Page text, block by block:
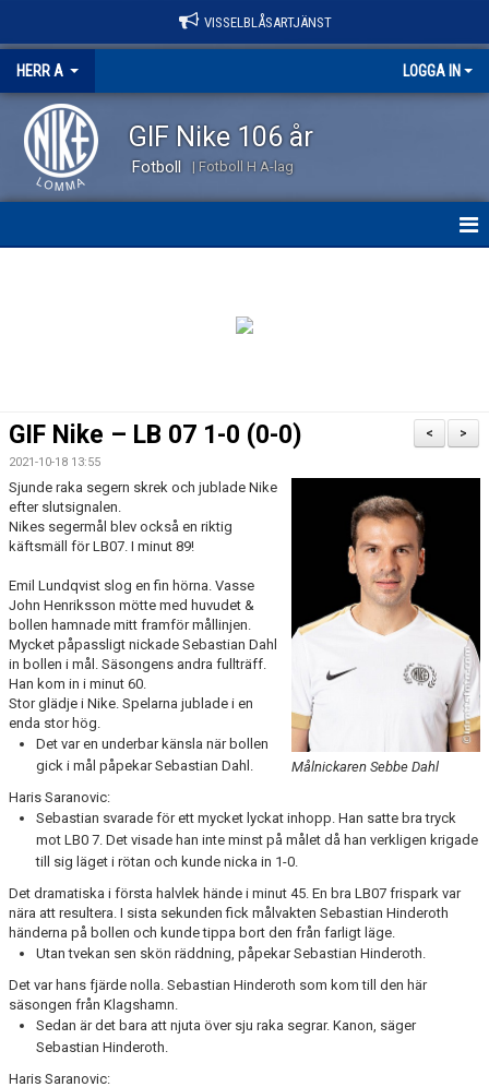
VISSELBLÅSARTJÄNST
HERR A LOGGA IN
GIF Nike 106 år
Fotboll | Fotboll H A-lag
KONTAKT
BILDGALLERI
DOKUMENT
MATCHER
TIDIGARE TRÄNARE
DIV 5 HERR SYDVÄSTRA SKÅNE 2026
DIVISION 2 HERR B SKÅNE
>
<
GIF Nike – LB 07 1-0 (0-0)
2021-10-18 13:55
Målnickaren Sebbe Dahl
Sjunde raka segern skrek och jublade Nike
efter slutsignalen.
Nikes segermål blev också en riktig
käftsmäll för LB07. I minut 89!
Emil Lundqvist slog en fin hörna. Vasse
John Henriksson mötte med huvudet &
bollen hamnade mitt framför mållinjen.
Mycket påpassligt nickade Sebastian Dahl
in bollen i mål. Säsongens andra fullträff.
Han kom in i minut 60.
Stor glädje i Nike. Spelarna jublade i en
enda stor hög.
Det var en underbar känsla när bollen
gick i mål påpekar Sebastian Dahl.
Haris Saranovic:
Sebastian svarade för ett mycket lyckat inhopp. Han satte bra tryck
mot LB0 7. Det visade han inte minst på målet då han verkligen krigade
till sig läget i rötan och kunde nicka in 1-0.
Det dramatiska i första halvlek hände i minut 45. En bra LB07 frispark var
nära att resultera. I sista sekunden fick målvakten Sebastian Hinderoth
händerna på bollen och kunde tippa bort den från farligt läge.
Utan tvekan sen skön räddning, påpekar Sebastian Hinderoth.
Det var hans fjärde nolla. Sebastian Hinderoth som kom till den här
säsongen från Klagshamn.
Sedan är det bara att njuta över sju raka segrar. Kanon, säger
Sebastian Hinderoth.
Haris Saranovic: